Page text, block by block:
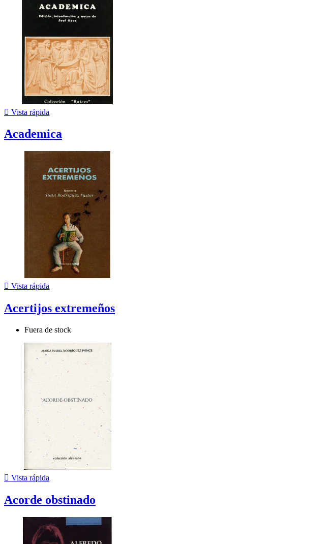
 Vista rápida
Academica
 Vista rápida
Acertijos extremeños
Fuera de stock
 Vista rápida
Acorde obstinado